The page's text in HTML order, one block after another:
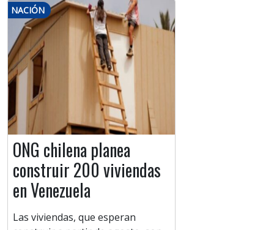
NACIÓN
ONG chilena planea
construir 200 viviendas
en Venezuela
Las viviendas, que esperan